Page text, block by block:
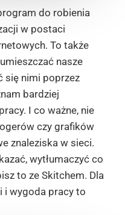
do robienia
w postaci
To także
nasze
się nimi poprzez
bardziej
I co ważne, nie
czy grafików
znaleziska w sieci.
wytłumaczyć co
to ze Skitchem. Dla
i wygoda pracy to